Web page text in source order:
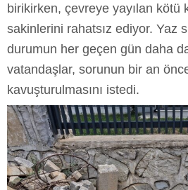
birikirken, çevreye yayılan kötü
sakinlerini rahatsız ediyor. Yaz
durumun her geçen gün daha
vatandaşlar, sorunun bir an
kavuşturulmasını istedi.